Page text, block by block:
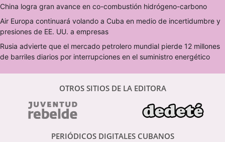
China logra gran avance en co-combustión hidrógeno-carbono
Air Europa continuará volando a Cuba en medio de incertidumbre y
presiones de EE. UU. a empresas
Rusia advierte que el mercado petrolero mundial pierde 12 millones
de barriles diarios por interrupciones en el suministro energético
OTROS SITIOS DE LA EDITORA
PERIÓDICOS DIGITALES CUBANOS